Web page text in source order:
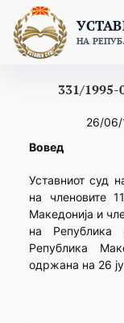
content
НА
331/1995-
26/
Вовед
Уставниот суд
на членовите
Македонија и
на Република
Република
одржана на 26